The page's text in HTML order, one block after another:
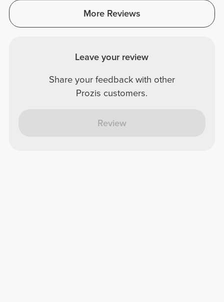
More Reviews
Leave your review
Share your feedback with other
Prozis customers.
Review